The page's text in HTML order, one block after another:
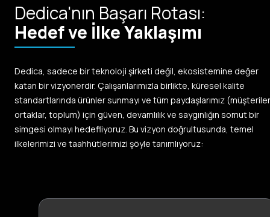
Dedica'nın Başarı Rotası:
Hedef ve İlke Yaklaşımı
Dedica, sadece bir teknoloji şirketi değil, ekosistemine değer
katan bir vizyonerdir. Çalışanlarımızla birlikte, küresel kalite
standartlarında ürünler sunmayı ve tüm paydaşlarımız
ortaklar, toplum) için güven, devamlılık ve saygınlığın somut bir
simgesi olmayı hedefliyoruz. Bu vizyon doğrultusunda, temel
ilkelerimizi ve taahhütlerimizi şöyle tanımlıyoruz: